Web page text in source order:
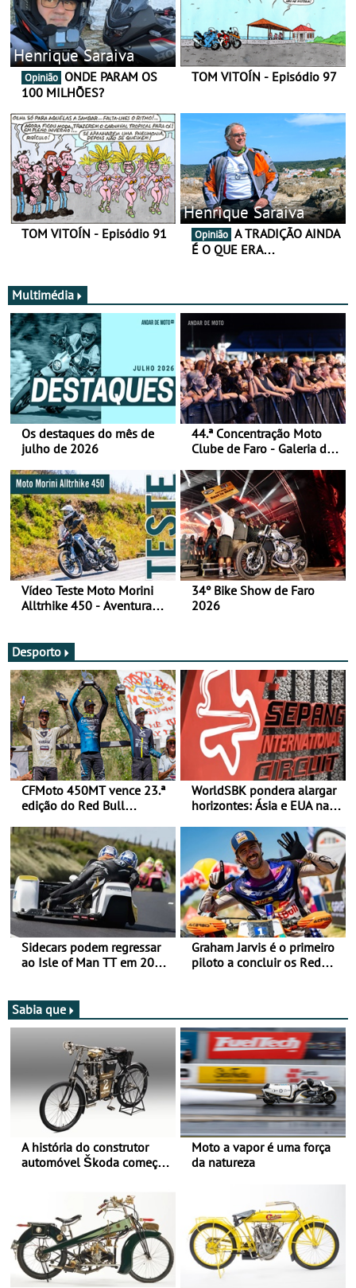
Henrique Saraiva
Opinião
100 MILHÕES?
TOM VITOÍN - Episódio 97
TOM VITOÍN - Episódio 91
Henrique Saraiva
Opinião
É O QUE ERA…
Multimédia
Os destaques do mês de
julho de 2026
44.ª Concentração Moto
Clube de Faro - Galeria de
Vídeo Teste Moto Morini
Alltrhike 450 - Aventura
34º Bike Show de Faro
2026
Desporto
CFMoto 450MT vence 23.ª
edição do Red Bull
Categorias Adventure -
Vitória na Ultimate, Core e
Lite
WorldSBK pondera alargar
horizontes: Ásia e EUA na
Sidecars podem regressar
ao Isle of Man TT em 2027
Graham Jarvis é o primeiro
piloto a concluir os Red
Sabia que
A história do construtor
automóvel Škoda começou
Moto a vapor é uma força
da natureza